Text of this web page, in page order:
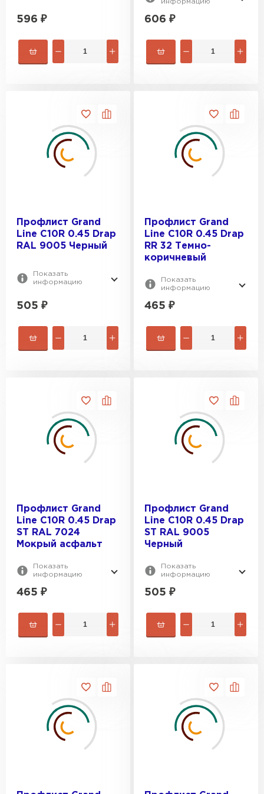
596 ₽
информацию
606 ₽
Профлист Grand
Line C10R 0.45 Drap
RAL 9005 Черный
Показать
информацию
505 ₽
Профлист Grand
Line C10R 0.45 Drap
RR 32 Темно-
коричневый
Показать
информацию
465 ₽
Профлист Grand
Line C10R 0.45 Drap
ST RAL 7024
Мокрый асфальт
Показать
информацию
465 ₽
Профлист Grand
Line C10R 0.45 Drap
ST RAL 9005
Черный
Показать
информацию
505 ₽